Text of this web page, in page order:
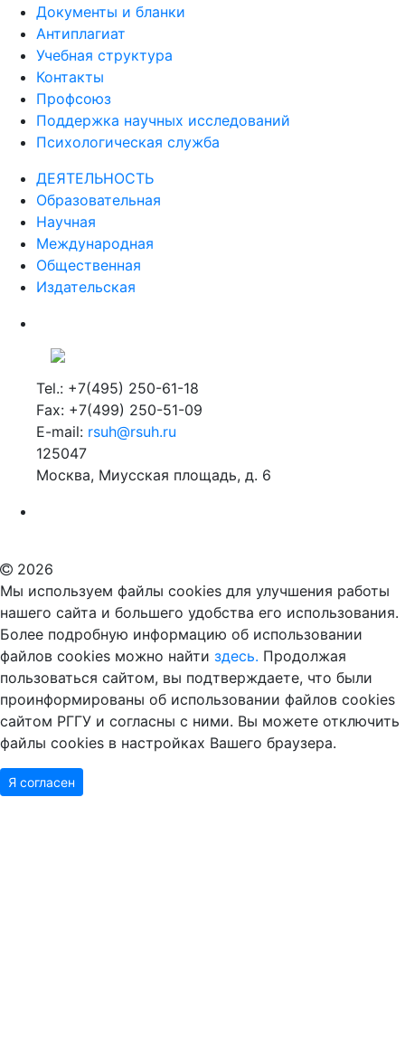
Документы и бланки
Антиплагиат
Учебная структура
Контакты
Профсоюз
Поддержка научных исследований
Психологическая служба
ДЕЯТЕЛЬНОСТЬ
Образовательная
Научная
Международная
Общественная
Издательская
Tel.: +7(495) 250-61-18
Fax: +7(499) 250-51-09
E-mail: rsuh@rsuh.ru
125047
Москва, Миусская площадь, д. 6
2026
Мы используем файлы cookies для улучшения работы
нашего сайта и большего удобства его использования.
Более подробную информацию об использовании
файлов cookies можно найти здесь. Продолжая
пользоваться сайтом, вы подтверждаете, что были
проинформированы об использовании файлов cookies
сайтом РГГУ и согласны с ними. Вы можете отключить
файлы cookies в настройках Вашего браузера.
Я согласен